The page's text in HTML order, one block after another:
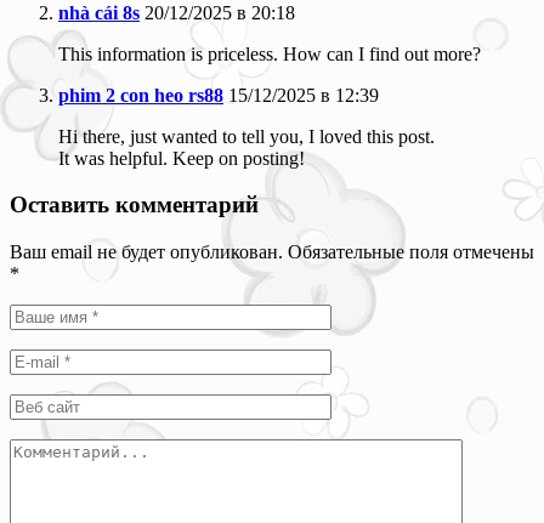
nhà cái 8s 20/12/2025 в 20:18
This information is priceless. How can I find out more?
phim 2 con heo rs88 15/12/2025 в 12:39
Hi there, just wanted to tell you, I loved this post.
It was helpful. Keep on posting!
Оставить комментарий
Ваш email не будет опубликован. Обязательные поля отмечены
*